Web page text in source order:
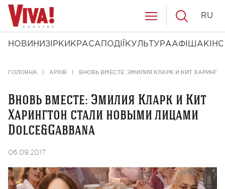
НОВИНИ ЗІРКИ КРАСА ПОДІЇ КУЛЬТУРААФІША КІНО
RU
ГОЛОВНА АРХІВ ВНОВЬ ВМЕСТЕ: ЭМИЛИЯ КЛАРК И КИТ
Вновь вместе: Эмилия Кларк и Кит
Харингтон стали новыми лицами
Dolce&Gabbana
06.09.2017